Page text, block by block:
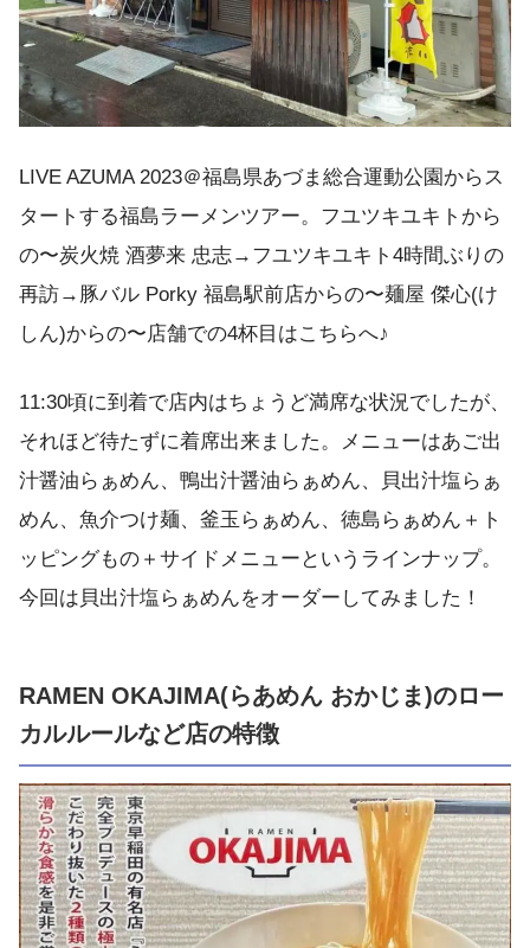
LIVE AZUMA 2023＠福島県あづま総合運動公園からス
タートする福島ラーメンツアー。フユツキユキトから
の〜炭火焼 酒夢来 忠志 →フユツキユキト4時間ぶりの
再訪→豚バル Porky 福島駅前店からの〜麺屋 傑心(け
しん)からの〜店舗での4杯目はこちらへ♪
11:30頃に到着で店内はちょうど満席な状況でしたが、
それほど待たずに着席出来ました。メニューはあご出
汁醤油らぁめん、鴨出汁醤油らぁめん、貝出汁塩らぁ
めん、魚介つけ麺、釜玉らぁめん、徳島らぁめん＋ト
ッピングもの＋サイドメニューというラインナップ。
今回は貝出汁塩らぁめんをオーダーしてみました！
RAMEN OKAJIMA(らあめん おかじま)のロー
カルルールなど店の特徴